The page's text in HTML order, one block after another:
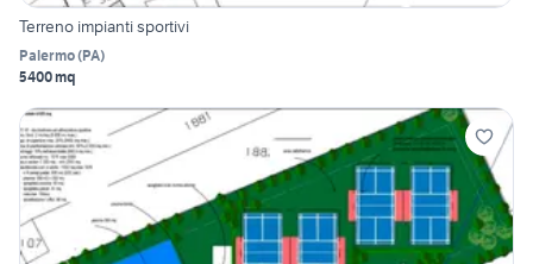
Terreno impianti sportivi
Palermo(PA)
5400 mq